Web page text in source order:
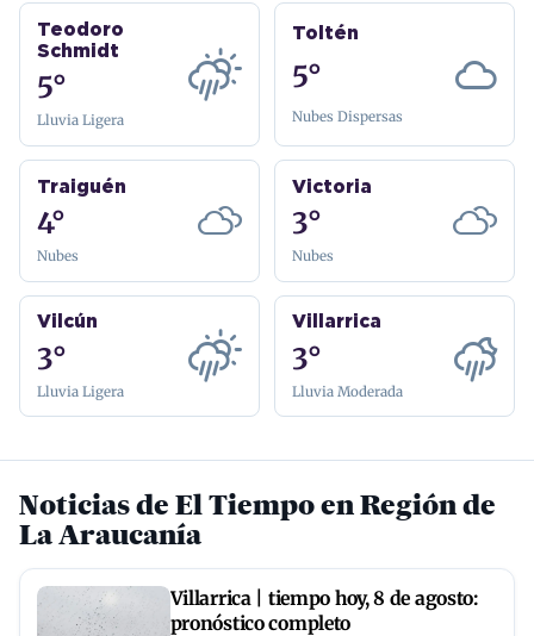
Teodoro
Schmidt
5°
Lluvia Ligera
Toltén
5°
Nubes Dispersas
Traiguén
4°
Nubes
Victoria
3°
Nubes
Vilcún
3°
Lluvia Ligera
Villarrica
3°
Lluvia Moderada
Noticias de El Tiempo en Región de
La Araucanía
Villarrica | tiempo hoy, 8 de agosto:
pronóstico completo